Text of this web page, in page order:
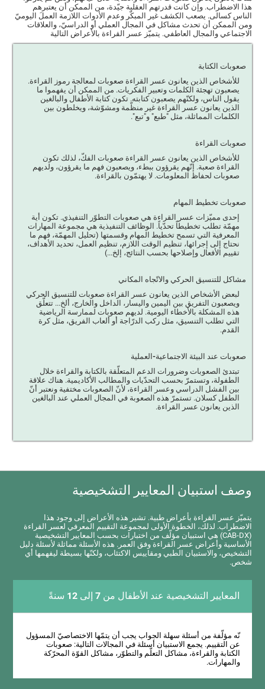
هذا الاضطراب. وإن كانت قدرتهم العقلية جيّدة، من الممكن أن يعتبرهم
الناس كسالى. يصعب الكشف غير المبكّر وعدم الأدوات اللازمة العملَ اليوميّ
ومن الممكن أن تحدث مشاكل في المجال العملي أو الدراسيّ، والعلاقات
الاجتماعي والمجال العاطفي. يتميّز عسر القراءة بالأعراض التالية
صعوبات الكتابة
للأشخاص الذين يعانون عسر القراءة صعوبات لمعالجة رموز القراءة.
يصعبون تهجئة الكلمات وتعبير الفكريات. من الممكن أن يفهموا ما
يقول الناس، ولكنّهم يصعبون كتابته. تكون كتابة الأطفال والبالغين
الذين يعانون عسر القراءة غير منظّمة ومشوّشة، ويخلطون بين
الكلمات المماثلة، مثل "طبع" و"تبع".
صعوبات القراءة
للأشخاص الذين يعانون عسر القراءة صعوبات الفكّ، لذلك تكون
القراءة صعبة. إنّهم يقرؤون ببطء، ويصعبون فهم ما يقرؤون، ولديهم
صعوبات لحفاظ المعلومات. لا يهتمّون بالقراءة.
صعوبات تخطيط المهام
إحدى مميّزات عسر القراءة هي صعوبات التطوّر التنفيذي. تكون أية
مهمّة تطلب تخطيطاً تحدّياً. الوظائف التنفيذية هي مجموعة المهارات
المعرفية التي تسمح تخطيط المهام وقسمتها (تحليل المهمّة، فهم ما
نحتاج إلى إجرائها، تنظيم الوقت اللازم، تنظيم العمل، تحديد الأهداف،
تقييم الأفعال وإصلاحها بحسب النتائج، إلخ...)
مشاكل للتنسيق الحركي والاتّجاه المكاني
لبعض الأشخاص الذين يعانون عسر القراءة صعوبات للتنسيق الحركي
ويصعبون التفريق بين اليمين واليسار، الداخل والخارج، ألخ... تتعلّق
هذه المشكلة بالأخطاء اليومية. لديهم صعوبات لممارسة الرياضية
التي تطلب التنسيق، مثل ركب الدرّاجة أو ألعاب الفريق، مثل كرة
القدم.
صعوبات عند البيئة الاجتماعية-العملية
تبتدئ الصعوبات وضرورات الدعم المتعلّقة بالكتابة والقراءة خلال
الطفولة، وتستمرّ بحسب التحدّيات والمطالب الأكاديمية. هناك علاقة
بين الفشل الدراسي وعسر القراءة، لأنّ الصعوبات مختفية ونعتبر أنّ
الطفل كسلان. تستمرّ هذه الصعوبة في المجال العملي عند البالغين
الذين يعانون عسر القراءة.
وصف استبيان المعايير التشخيصية
يتميّز عسر القراءة بأعراض طبية. تشير هذه الأعراض إلى وجود هذا
الاضطراب. لذلك، الخطوة الأولى لمجموعة التقييم المعرفي لعسر القراءة
(CAB-DX) هي استبيان مؤلّف من اختبارات بحسب المعايير التشخيصية
الأساسية وأعراض عسر القراءة وفق العمر. هذه الأسئلة مماثلة لأسئلة دليل
التشخيص، والاستبيان الطبي ومقاييس الاكتئاب، ولكنّها بسيطة ليفهمها أي
شخص.
المعايير التشخيصية عند الأطفال من 7 إلى 12 سنةً
نّه مؤلّفة من أسئلة سهلة الجواب يجب أن يتمّها الاختصاصيّ المسؤول
عن التقييم. يجمع الاستبيان أسئلة في المجالات التالية: صعوبات
الكتابة والقراءة، مشاكل التعلّم والتطوّر، مشاكل القوّة المحرّكة
والمهارات.